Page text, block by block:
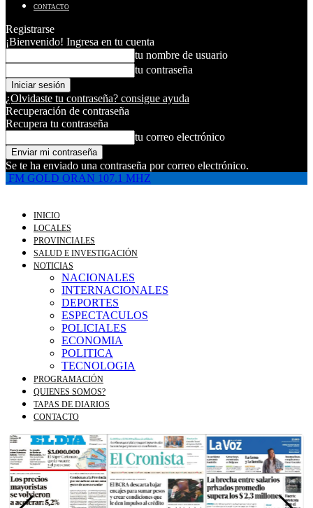
CONTACTO
Registrarse
¡Bienvenido! Ingresa en tu cuenta
tu nombre de usuario
tu contraseña
¿Olvidaste tu contraseña? consigue ayuda
Recuperación de contraseña
Recupera tu contraseña
tu correo electrónico
Se te ha enviado una contraseña por correo electrónico.
FM GOLD ORAN 107.1 MHZ
INICIO
LOCALES
PROVINCIALES
SALUD E INVESTIGACIÓN
NOTICIAS
NACIONALES
INTERNACIONALES
DEPORTES
ESPECTACULOS
POLICIALES
ECONOMIA
POLITICA
TECNOLOGIA
PROGRAMACIÓN
QUIENES SOMOS?
TAPAS DE DIARIOS
CONTACTO